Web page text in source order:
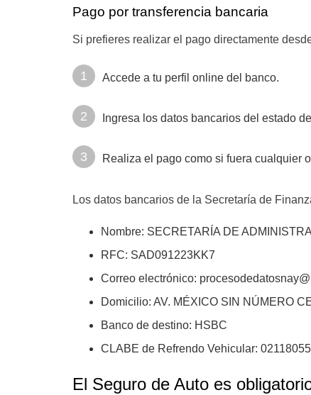
Pago por transferencia bancaria
Si prefieres realizar el pago directamente
Accede a tu perfil online del banco.
Ingresa los datos bancarios del estado
Realiza el pago como si fuera cualquier
Los datos bancarios de la Secretaría de
Nombre: SECRETARÍA DE
RFC: SAD091223KK7
Correo electrónico:
Domicilio: AV. MÉXICO SIN NÚMERO
Banco de destino: HSBC
CLABE de Refrendo Vehicular:
El Seguro de Auto es